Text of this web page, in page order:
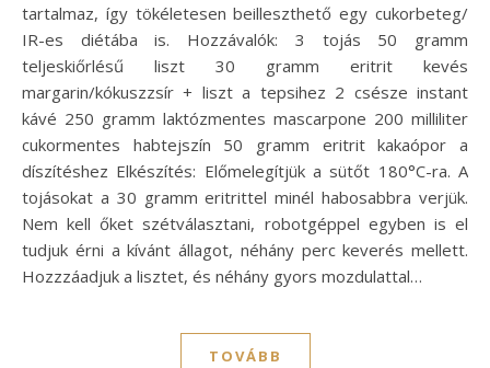
tartalmaz, így tökéletesen beilleszthető egy cukorbeteg/
IR-es diétába is. Hozzávalók: 3 tojás 50 gramm
teljeskiőrlésű liszt 30 gramm eritrit kevés
margarin/kókuszzsír + liszt a tepsihez 2 csésze instant
kávé 250 gramm laktózmentes mascarpone 200 milliliter
cukormentes habtejszín 50 gramm eritrit kakaópor a
díszítéshez Elkészítés: Előmelegítjük a sütőt 180°C-ra. A
tojásokat a 30 gramm eritrittel minél habosabbra verjük.
Nem kell őket szétválasztani, robotgéppel egyben is el
tudjuk érni a kívánt állagot, néhány perc keverés mellett.
Hozzzáadjuk a lisztet, és néhány gyors mozdulattal…
TOVÁBB